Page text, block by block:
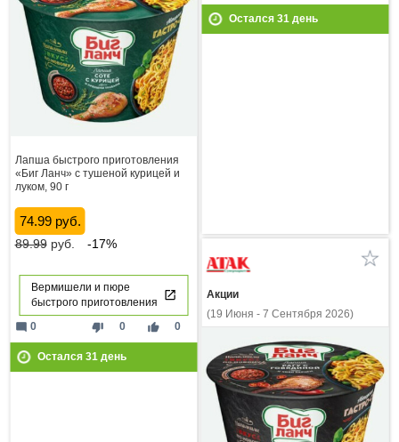
Остался 31день
Лапша быстрого приготовления
«Биг Ланч» с тушеной курицей и
луком, 90 г
74.99 руб.
89.99руб. -17%
Вермишели и пюре
быстрого приготовления
thumb_down 0 thumb_up 0
mode_comment 0
Остался 31день
Акции
(19 Июня - 7 Сентября 2026)